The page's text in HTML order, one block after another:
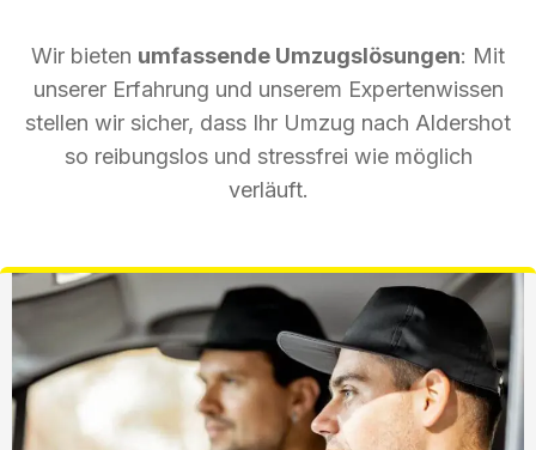
Wir bieten umfassende Umzugslösungen: Mit
unserer Erfahrung und unserem Expertenwissen
stellen wir sicher, dass Ihr Umzug nach Aldershot
so reibungslos und stressfrei wie möglich
verläuft.